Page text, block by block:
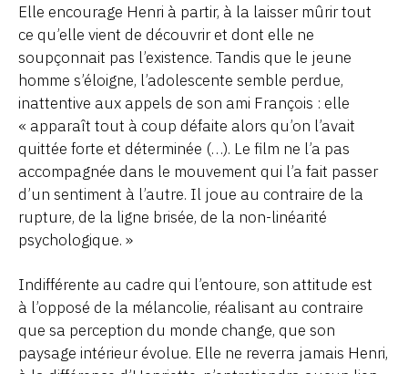
Elle encourage Henri à partir, à la laisser mûrir tout
ce qu’elle vient de découvrir et dont elle ne
soupçonnait pas l’existence. Tandis que le jeune
homme s’éloigne, l’adolescente semble perdue,
inattentive aux appels de son ami François : elle
« apparaît tout à coup défaite alors qu’on l’avait
quittée forte et déterminée (…). Le film ne l’a pas
accompagnée dans le mouvement qui l’a fait passer
d’un sentiment à l’autre. Il joue au contraire de la
rupture, de la ligne brisée, de la non-linéarité
psychologique. »
Indifférente au cadre qui l’entoure, son attitude est
à l’opposé de la mélancolie, réalisant au contraire
que sa perception du monde change, que son
paysage intérieur évolue. Elle ne reverra jamais Henri,